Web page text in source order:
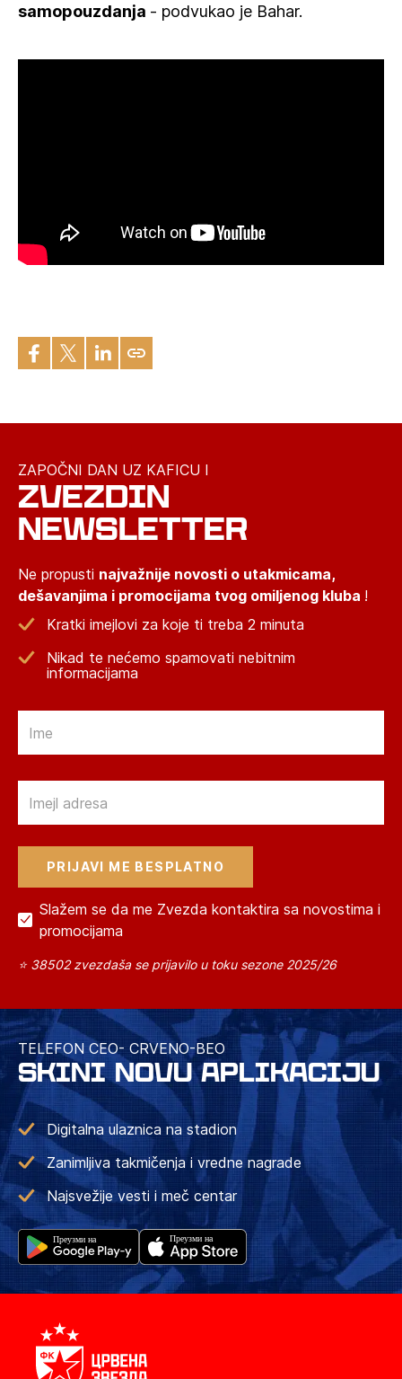
samopouzdanja - podvukao je Bahar.
ZAPOČNI DAN UZ KAFICU I
ZVEZDIN
NEWSLETTER
Ne propusti najvažnije novosti o utakmicama,
dešavanjima i promocijama tvog omiljenog kluba !
Kratki imejlovi za koje ti treba 2 minuta
Nikad te nećemo spamovati nebitnim
informacijama
Slažem se da me Zvezda kontaktira sa novostima i
promocijama
⭐ 38502 zvezdaša se prijavilo u toku sezone 2025/26
TELEFON CEO- CRVENO-BEO
SKINI NOVU APLIKACIJU
Digitalna ulaznica na stadion
Zanimljiva takmičenja i vredne nagrade
Najsvežije vesti i meč centar